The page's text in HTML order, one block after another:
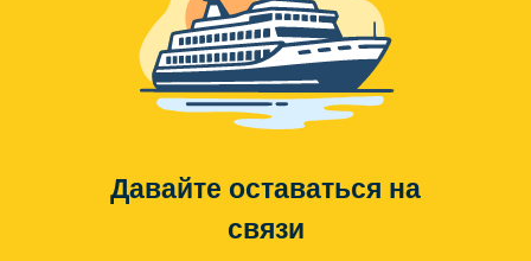
Давайте оставаться на
связи